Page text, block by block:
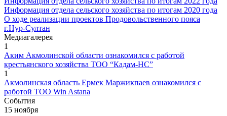
Информация отдела сельского хозяйства по итогам 2020 года
О ходе реализации проектов Продовольственного пояса
г.Нур-Султан
Медиагалерея
1
Аким Акмолинской области ознакомился с работой
крестьянского хозяйства ТОО “Кадам-НС”
1
Акмолинская область Ермек Маржикпаев ознакомился с
работой ТОО Win Astana
События
15 ноября